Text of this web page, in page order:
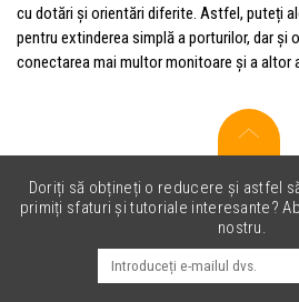
cu dotări și orientări diferite. Astfel, puteți
pentru extinderea simplă a porturilor, dar și
conectarea mai multor monitoare și a altor
Doriți să obțineți o reducere și astfel
primiți sfaturi și tutoriale interesante?
nostru.